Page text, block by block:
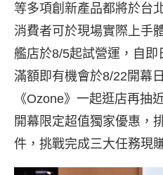
等多項創新產品都將於台
消費者可於現場實際上手
艦店於8/5起試營運，自
滿額即有機會於8/22開幕
《Ozone》一起逛店再抽
開幕限定超值獨家優惠，
件，挑戰完成三大任務現